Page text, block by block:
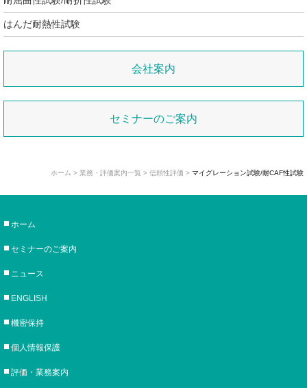
はんだ耐熱性試験
会社案内
セミナーのご案内
ホーム > 業務・評価案内一覧 > 信頼性評価 > マイグレーション試験/耐CAF性試験
ホーム
セミナーのご案内
ニュース
ENGLISH
機密保持
個人情報保護
評価・業務案内